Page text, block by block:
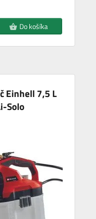
Do košíka
Einhell 7,5 L
Solo